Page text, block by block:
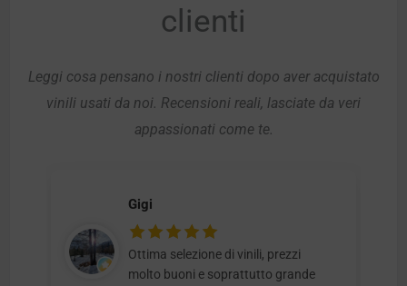
clienti
Leggi cosa pensano i nostri clienti dopo aver acquistato
vinili usati da noi. Recensioni reali, lasciate da veri
appassionati come te.
Gigi
Ottima selezione di vinili, prezzi
molto buoni e soprattutto grande